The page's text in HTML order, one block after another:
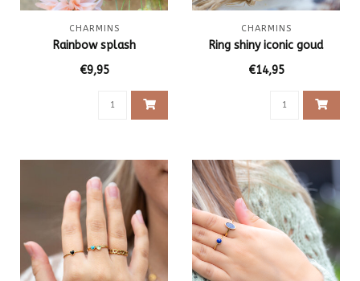
CHARMINS
Rainbow splash
€9,95
CHARMINS
Ring shiny iconic goud
€14,95